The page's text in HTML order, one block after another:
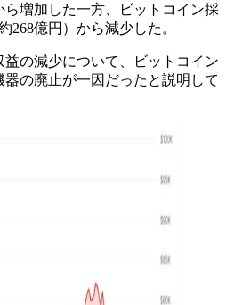
ら増加した一方、ビットコイン採
268億円）から減少した。
の減少について、ビットコイン
の廃止が一因だったと説明して